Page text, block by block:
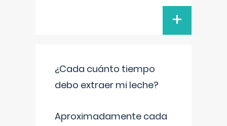
+
¿Cada cuánto tiempo
debo extraer mi leche?
Aproximadamente cada